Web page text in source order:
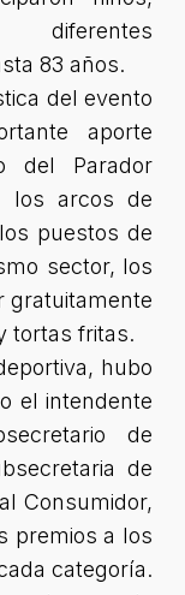
diferentes
83 años.
del evento
aporte
del Parador
los arcos de
puestos de
sector, los
gratuitamente
tortas fritas.
hubo
el intendente
de
de
Consumidor,
premios a los
categoría.